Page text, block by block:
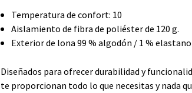
Temperatura de confort: 10
Aislamiento de fibra de poliéster de 120 g.
Exterior de lona 99 % algodón / 1 % elastano
Diseñados para ofrecer durabilidad y
te proporcionan todo lo que necesitas y nada